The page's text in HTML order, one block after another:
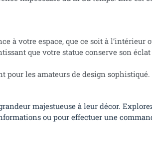
à votre espace, que ce soit à l’intérieur
que votre statue conserve son
pour les amateurs de design sophistiqué.
majestueuse à leur décor.
ou pour effectuer une